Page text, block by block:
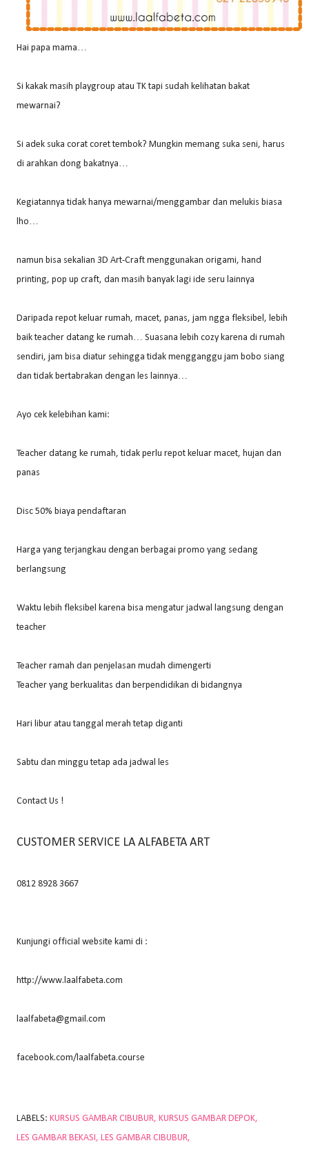
Hai papa mama…
Si kakak masih playgroup atau TK tapi sudah kelihatan bakat
mewarnai?
Si adek suka corat coret tembok? Mungkin memang suka seni, harus
di arahkan dong bakatnya…
Kegiatannya tidak hanya mewarnai/menggambar dan melukis biasa
lho…
namun bisa sekalian 3D Art-Craft menggunakan origami, hand
printing, pop up craft, dan masih banyak lagi ide seru lainnya
Daripada repot keluar rumah, macet, panas, jam ngga fleksibel, lebih
baik teacher datang ke rumah… Suasana lebih cozy karena di rumah
sendiri, jam bisa diatur sehingga tidak mengganggu jam bobo siang
dan tidak bertabrakan dengan les lainnya…
Ayo cek kelebihan kami:
Teacher datang ke rumah, tidak perlu repot keluar macet, hujan dan
panas
Disc 50% biaya pendaftaran
Harga yang terjangkau dengan berbagai promo yang sedang
berlangsung
Waktu lebih fleksibel karena bisa mengatur jadwal langsung dengan
teacher
Teacher ramah dan penjelasan mudah dimengerti
Teacher yang berkualitas dan berpendidikan di bidangnya
Hari libur atau tanggal merah tetap diganti
Sabtu dan minggu tetap ada jadwal les
Contact Us !
CUSTOMER SERVICE LA ALFABETA ART
0812 8928 3667
Kunjungi official website kami di :
http://www.laalfabeta.com
laalfabeta@gmail.com
facebook.com/laalfabeta.course
LABELS: KURSUS GAMBAR CIBUBUR KURSUS GAMBAR DEPOK
LES GAMBAR BEKASI LES GAMBAR CIBUBUR